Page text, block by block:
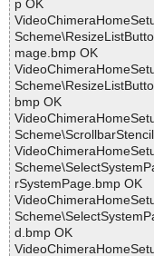
p OK
mage.bmp OK
bmp OK
rSystemPage.bmp OK
d.bmp OK